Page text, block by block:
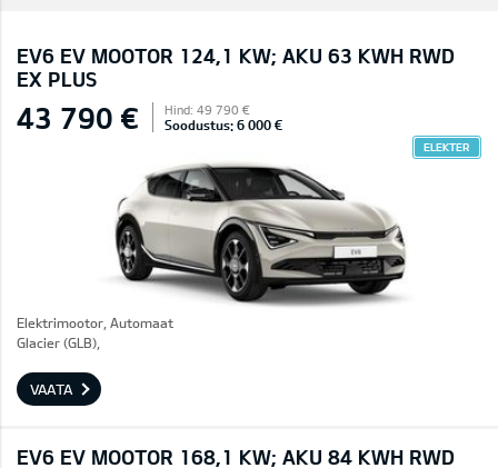
EV6 EV MOOTOR 124,1 KW; AKU 63 KWH RWD
EX PLUS
43 790 € Hind: 49 790 €
Soodustus: 6 000 €
ELEKTER
Elektrimootor, Automaat
Glacier (GLB),
VAATA
EV6 EV MOOTOR 168,1 KW; AKU 84 KWH RWD